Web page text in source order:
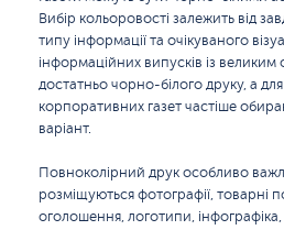
Вибір кольоровості залежить від
типу інформації та очікуваного
інформаційних випусків із великим
достатньо чорно-білого друку, а
корпоративних газет частіше
варіант.
Повноколірний друк особливо
розміщуються фотографії, товарні
оголошення, логотипи, інфографіка,